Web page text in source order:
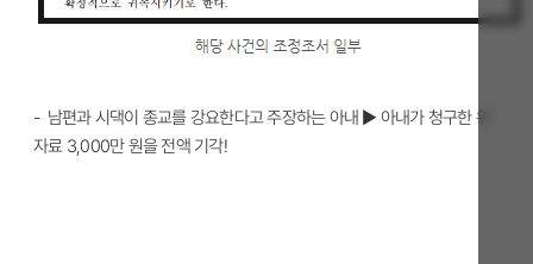
- 남편과 시댁이 종교를 강요한다고 주장하는 아내 ▶ 아내가 청구한 위
자료 3,000만 원을 전액 기각!